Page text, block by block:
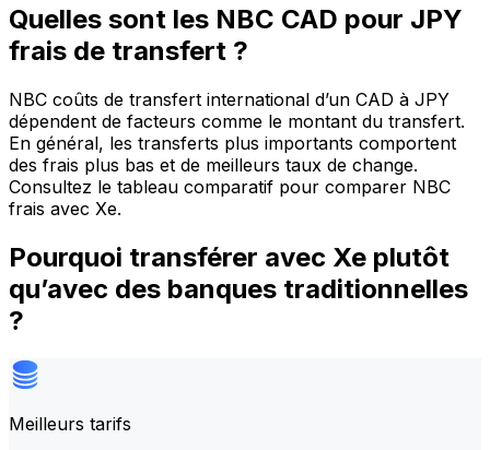
Quelles sont les NBC CAD pour JPY
frais de transfert ?
NBC coûts de transfert international d’un CAD à JPY
dépendent de facteurs comme le montant du transfert.
En général, les transferts plus importants comportent
des frais plus bas et de meilleurs taux de change.
Consultez le tableau comparatif pour comparer NBC
frais avec Xe.
Pourquoi transférer avec Xe plutôt
qu’avec des banques traditionnelles
?
Meilleurs tarifs